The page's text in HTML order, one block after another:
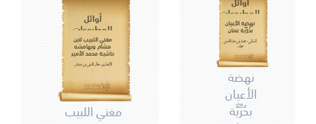
أوائل
المطبوعات
مغني اللبيب لابن
هشام وبهامشه
حاشية محمد الأمير
الأنصاري، جمال الدين بن هشام.
مغني اللبيب
المطبوعات
نهضة الأعيان
بحُرِّيَّة عمان
السالمي، محمد بن عبدالله بن
حميد.
نهضة
الأعيان
بحُرِّيَّة